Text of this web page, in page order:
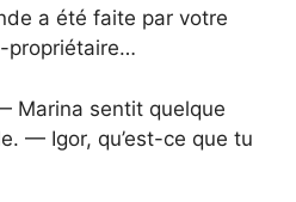
a été faite par votre
propriétaire…
Marina sentit quelque
— Igor, qu’est-ce que tu